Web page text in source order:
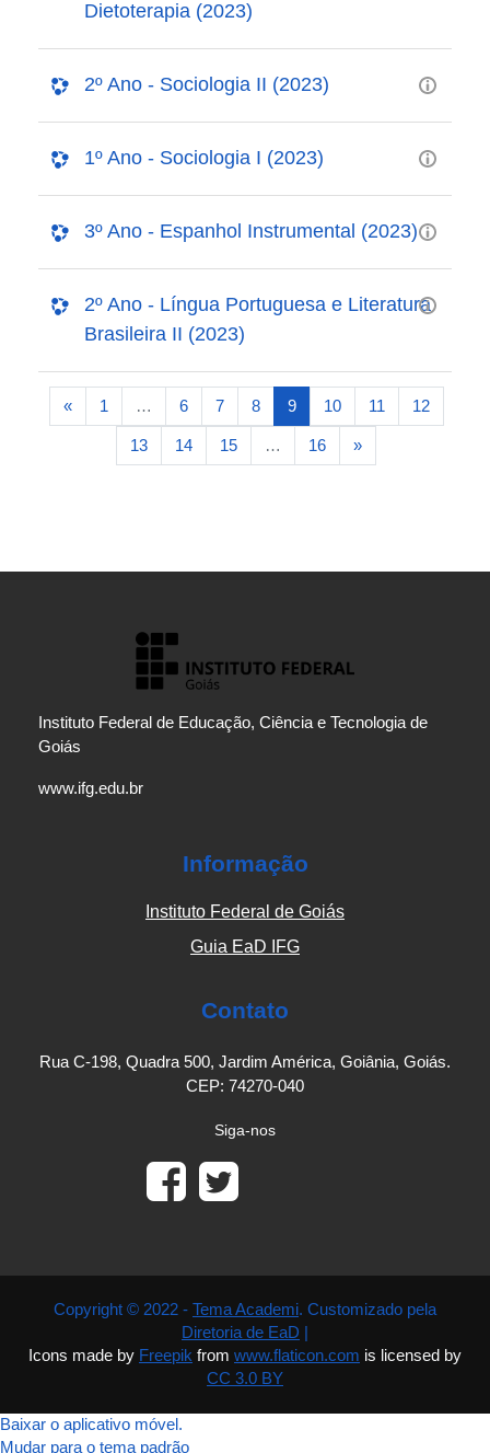
Dietoterapia (2023)
2º Ano - Sociologia II (2023)
1º Ano - Sociologia I (2023)
3º Ano - Espanhol Instrumental (2023)
2º Ano - Língua Portuguesa e Literatura
Brasileira II (2023)
«Página anterior
1 … 6 7 8 9(atual)
10 11 12
13 14 15 … 16 »Próxima página
Instituto Federal de Educação, Ciência e Tecnologia de
Goiás
www.ifg.edu.br
Informação
Instituto Federal de Goiás
Guia EaD IFG
Contato
Rua C-198, Quadra 500, Jardim América, Goiânia, Goiás.
CEP: 74270-040
Siga-nos
Copyright © 2022 - Tema Academi. Customizado pela
Diretoria de EaD
Icons made by Freepik from www.flaticon.com is licensed by
CC 3.0 BY
Baixar o aplicativo móvel.
Mudar para o tema padrão